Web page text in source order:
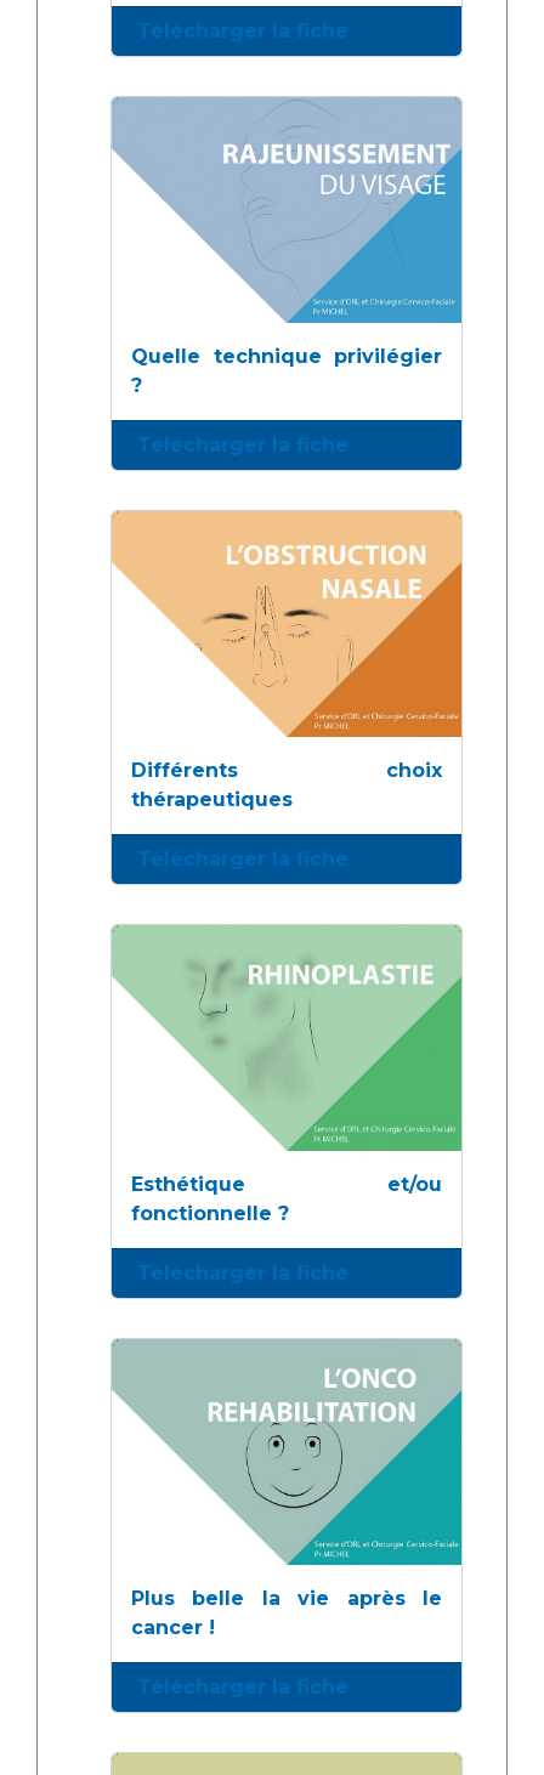
Télécharger la fiche
Quelle technique privilégier
?
Télécharger la fiche
Différents choix
thérapeutiques
Télécharger la fiche
Esthétique et/ou
fonctionnelle ?
Télécharger la fiche
Plus belle la vie après le
cancer !
Télécharger la fiche